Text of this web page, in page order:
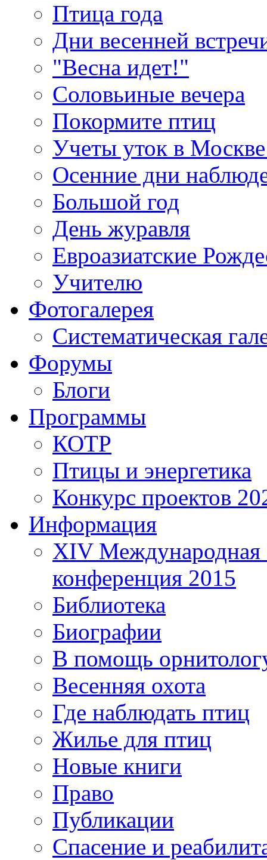
Птица года
Дни весенней
"Весна идет!"
Соловьиные вечера
Покормите птиц
Учеты уток в
Осенние дни
Большой год
День журавля
Евроазиатские
Учителю
Фотогалерея
Систематическая
Форумы
Блоги
Программы
КОТР
Птицы и энергетика
Конкурс проектов
Информация
XIV Международная
конференция 2015
Библиотека
Биографии
В помощь
Весенняя охота
Где наблюдать птиц
Жилье для птиц
Новые книги
Право
Публикации
Спасение и